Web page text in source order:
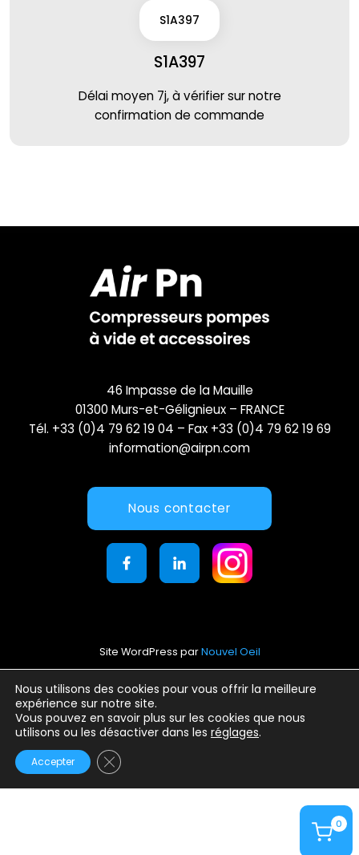
0
S1A397
S1A397
Délai moyen 7j, à vérifier sur notre
confirmation de commande
Nous utilisons des cookies pour vous offrir la meilleure
expérience sur notre site.
Vous pouvez en savoir plus sur les cookies que nous
utilisons ou les désactiver dans les réglages.
Accepter Fermer la bannière des cookies GDPR
46 Impasse de la Mauille
01300 Murs-et-Gélignieux – FRANCE
Tél. +33 (0)4 79 62 19 04 – Fax +33 (0)4 79 62 19 69
information@airpn.com
Nous contacter
Site WordPress parNouvel Oeil
Mentions légales
Conditions générales d’utilisation
Politique de confidentialité